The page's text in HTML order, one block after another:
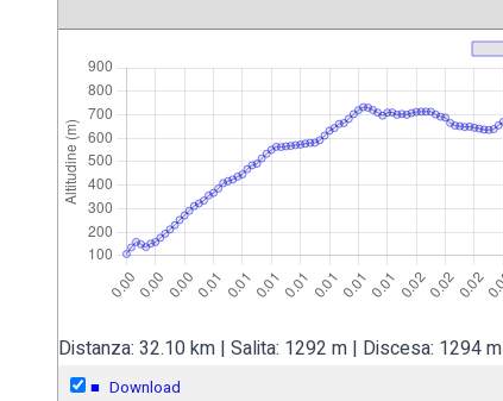
Distanza: 32.10 km | Salita: 1292 m | Discesa: 1294 m
■ Download